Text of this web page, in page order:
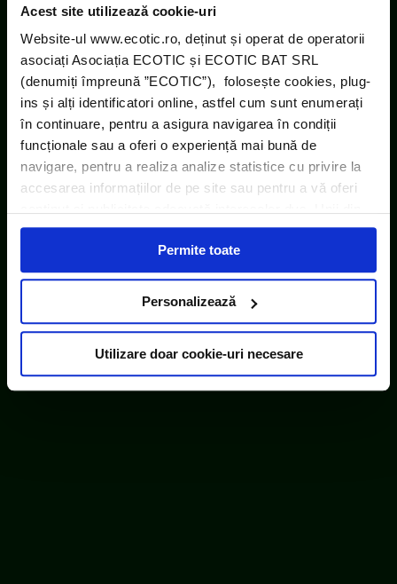
Acest site utilizează cookie-uri
Website-ul www.ecotic.ro, deținut și operat de operatorii
asociați Asociația ECOTIC și ECOTIC BAT SRL
(denumiți împreună ”ECOTIC”), folosește cookies, plug-
ins și alți identificatori online, astfel cum sunt enumerați
în continuare, pentru a asigura navigarea în condiții
funcționale sau a oferi o experiență mai bună de
navigare, pentru a realiza analize statistice cu privire la
accesarea informațiilor de pe site sau pentru a vă oferi
acești identificatori online sunt plasați de către ECOTIC
(cookie-uri primare), alții sunt cookie-uri dintr-un domeniu
diferit de domeniul site-ului web pe care îl vizitați (cookie-
uri terțe). Găsiți în ferestrele Detalii și Despre informații
consimțământul cu privire la acestea.
Permite toate
Personalizează
Utilizare doar cookie-uri necesare